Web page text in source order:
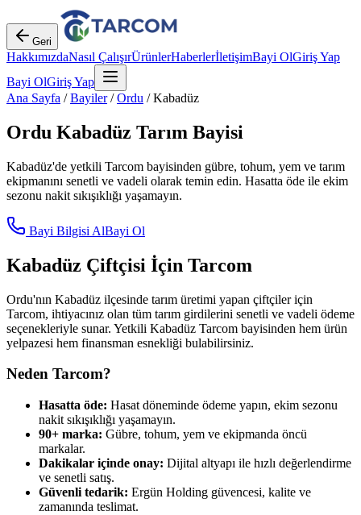
Geri
HakkımızdaNasıl ÇalışırÜrünlerHaberlerİletişimBayi OlGiriş Yap
Bayi OlGiriş Yap
Ana Sayfa /Bayiler/Ordu /Kabadüz
Ordu Kabadüz Tarım Bayisi
Kabadüz'de yetkili Tarcom bayisinden gübre, tohum, yem ve tarım
ekipmanını senetli ve vadeli olarak temin edin. Hasatta öde ile ekim
sezonu nakit sıkışıklığı yaşamayın.
Bayi Bilgisi AlBayi Ol
Kabadüz Çiftçisi İçin Tarcom
Ordu'nın Kabadüz ilçesinde tarım üretimi yapan çiftçiler için
Tarcom, ihtiyacınız olan tüm tarım girdilerini senetli ve vadeli ödeme
seçenekleriyle sunar. Yetkili Kabadüz Tarcom bayisinden hem ürün
yelpazesi hem finansman esnekliği bulabilirsiniz.
Neden Tarcom?
Hasatta öde: Hasat döneminde ödeme yapın, ekim sezonu
nakit sıkışıklığı yaşamayın.
90+ marka: Gübre, tohum, yem ve ekipmanda öncü
markalar.
Dakikalar içinde onay: Dijital altyapı ile hızlı değerlendirme
ve senetli satış.
Güvenli tedarik: Ergün Holding güvencesi, kalite ve
zamanında teslimat.